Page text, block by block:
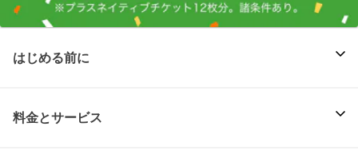
はじめる前に
料金とサービス